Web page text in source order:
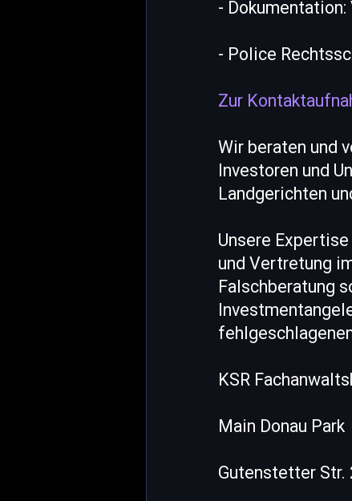
-
- Police
Zur
Wir beraten und
Investoren und
Landgerichten
Unsere
und Vertretung
Falschberatung
KSR
Main Donau Park
Gutenstetter Str.